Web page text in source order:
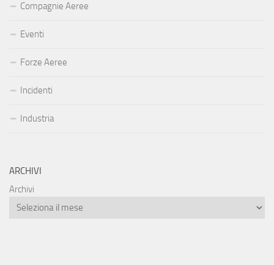
Compagnie Aeree
Eventi
Forze Aeree
Incidenti
Industria
ARCHIVI
Archivi